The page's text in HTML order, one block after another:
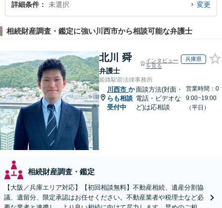
詳細条件 未選択 変更
相続財産調査・鑑定に強い川西市から相談可能な弁護士
北川 舜
弁護士
インタビュー
を見る
兵庫県
姫路駅前法律事務所
川西市 か
らも相談
受付中
面談方法(対面・
電話・ビデオな
ど)は応相談
営業時間：0
9:00~19:00
（平日）
相続財産調査・鑑定
【大阪／兵庫エリア対応】【初回相談無料】不動産相続、遺産分割協
議、遺留分、限定承認はお任せください。不動産業者や税理士など必